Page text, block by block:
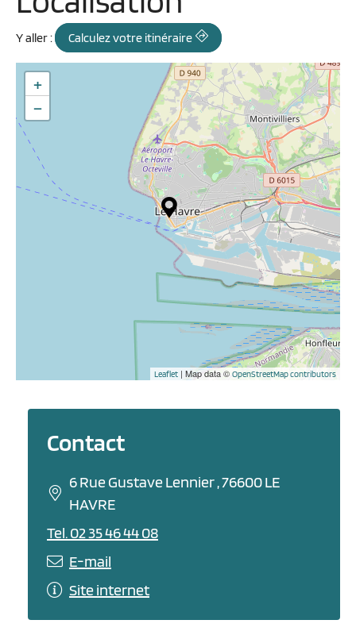
Y aller : Calculez votre itinéraire
+
−
Leaflet | Map data © OpenStreetMap contributors
Contact
6 Rue Gustave Lennier , 76600 LE
HAVRE
Tel. 02 35 46 44 08
E-mail
Site internet